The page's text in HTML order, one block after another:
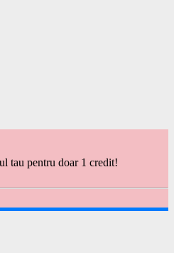
tau pentru doar 1 credit!